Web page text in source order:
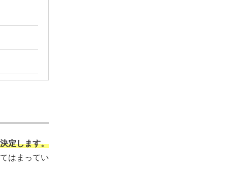
定します。
はまってい